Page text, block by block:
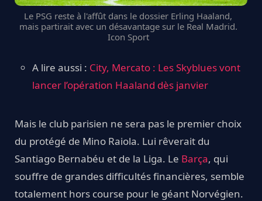
Le PSG reste à l'affût dans le dossier Erling Haaland,
mais partirait avec un désavantage sur le Real Madrid.
Icon Sport
A lire aussi : City, Mercato : Les Skyblues vont
lancer l’opération Haaland dès janvier
Mais le club parisien ne sera pas le premier choix
du protégé de Mino Raiola. Lui rêverait du
Santiago Bernabéu et de la Liga. Le Barça, qui
souffre de grandes difficultés financières, semble
totalement hors course pour le géant Norvégien.